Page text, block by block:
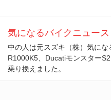
気になるバイクニュース
中の人は元スズキ（株）気に
R1000K5、Ducatiモンスター
乗り換えました。